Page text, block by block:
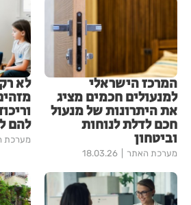
המרכז הישראלי
למנעולים חכמים מציג
את היתרונות של מנעול
חכם לדלת לנוחות
וביטחון
מערכת האתר 18.03.26
לא
להם
מערכת